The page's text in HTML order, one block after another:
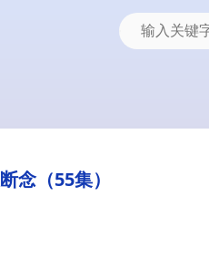
念（55集）